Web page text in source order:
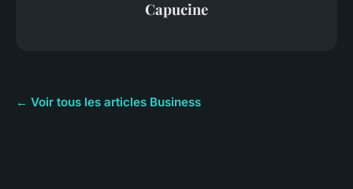
Capucine
← Voir tous les articles Business